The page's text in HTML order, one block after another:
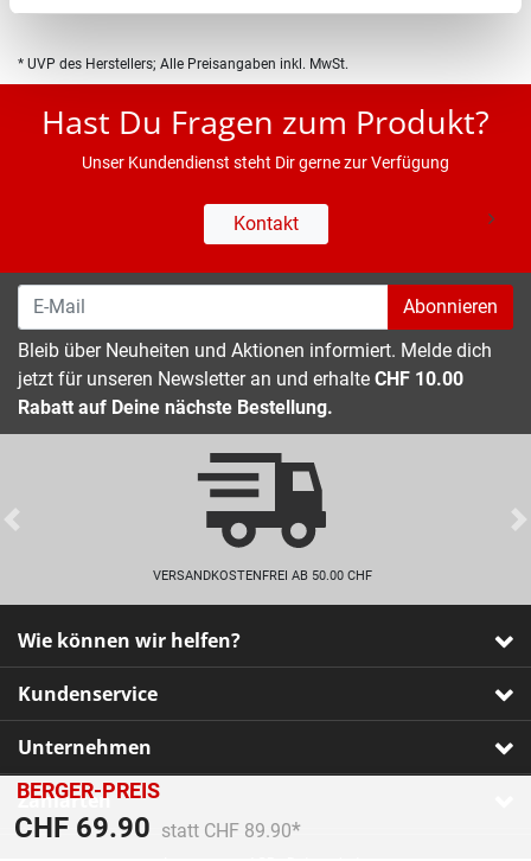
BERGER-PREIS
CHF 69.90 Preis reduziert von
statt CHF 89.90
An
* UVP des Herstellers; Alle Preisangaben inkl. MwSt.
Hast Du Fragen zum Produkt?
Unser Kundendienst steht Dir gerne zur Verfügung
Kontakt
Abonnieren
Bleib über Neuheiten und Aktionen informiert. Melde dich
jetzt für unseren Newsletter an und erhalte CHF 10.00
Rabatt auf Deine nächste Bestellung.
VERSANDKOSTENFREI AB 50.00 CHF
Previous
Wie können wir helfen?
Kundenservice
Unternehmen
Zahlarten